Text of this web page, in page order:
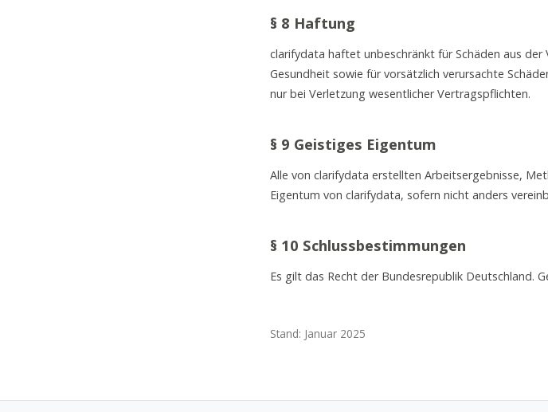
§ 8 Haftung
clarifydata haftet unbeschränkt für Schäden aus
Gesundheit sowie für vorsätzlich verursachte
nur bei Verletzung wesentlicher Vertragspflichten.
§ 9 Geistiges Eigentum
Alle von clarifydata erstellten Arbeitsergebnisse,
Eigentum von clarifydata, sofern nicht anders
§ 10 Schlussbestimmungen
Es gilt das Recht der Bundesrepublik Deutschland.
Stand: Januar 2025